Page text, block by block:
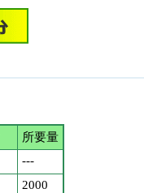
所要量
---
2000